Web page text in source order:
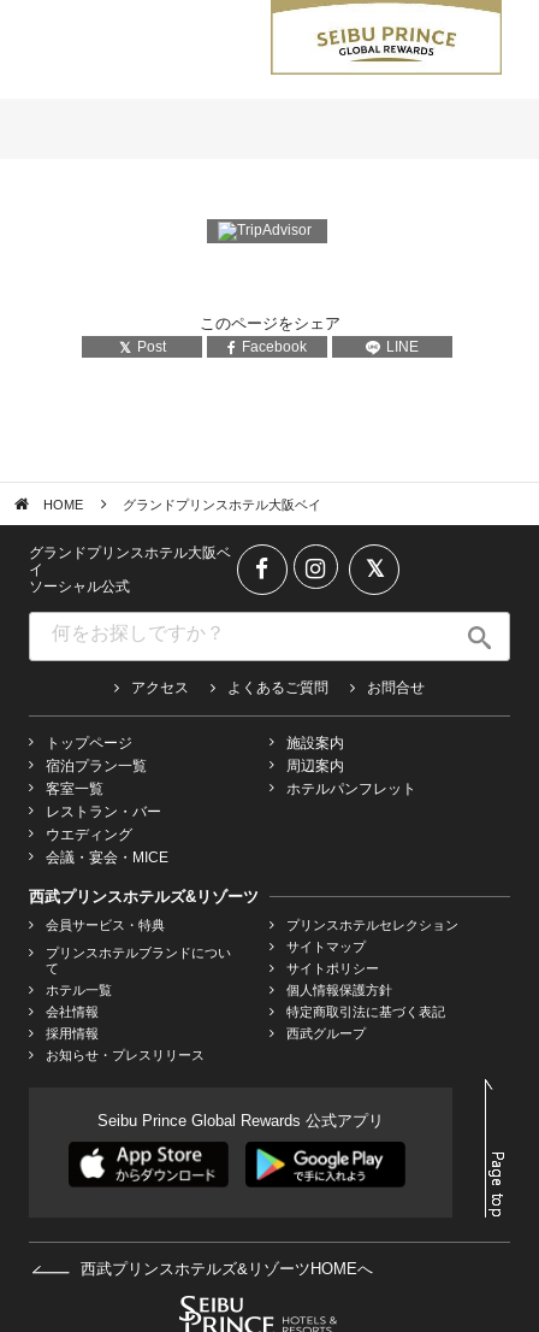
このページをシェア
Post Facebook LINE
HOME グランドプリンスホテル大阪ベイ
グランドプリンスホテル大阪ベ
イ
ソーシャル公式
アクセス よくあるご質問 お問合せ
トップページ
宿泊プラン一覧
客室一覧
レストラン・バー
ウエディング
会議・宴会・MICE
施設案内
周辺案内
ホテルパンフレット
西武プリンスホテルズ&リゾーツ
会員サービス・特典
プリンスホテルブランドについ
て
ホテル一覧
会社情報
採用情報
お知らせ・プレスリリース
プリンスホテルセレクション
サイトマップ
サイトポリシー
個人情報保護方針
特定商取引法に基づく表記
西武グループ
Seibu Prince Global Rewards 公式アプリ
西武プリンスホテルズ&リゾーツHOMEへ